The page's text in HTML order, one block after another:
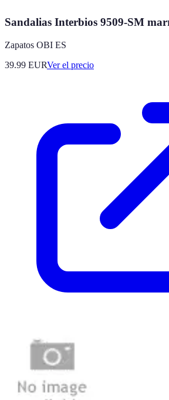
Sandalias Interbios 9509-SM
Zapatos OBI ES
39.99 EURVer el precio